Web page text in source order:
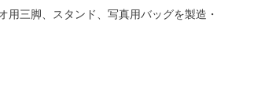
三脚、スタンド、写真用バッグを製造・